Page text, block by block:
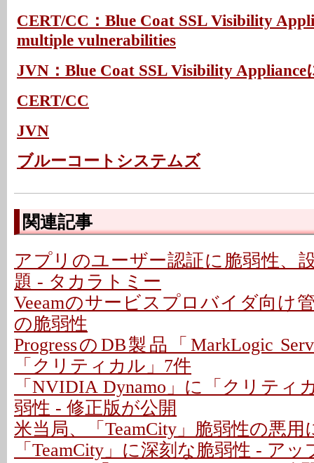
CERT/CC：Blue Coat SSL Visibility
multiple vulnerabilities
JVN：Blue Coat SSL Visibility Appliance
CERT/CC
JVN
ブルーコートシステムズ
関連記事
アプリのユーザー認証に脆弱性、
題 - タカラトミー
Veeamのサービスプロバイダ向け
の脆弱性
ProgressのDB製品「MarkLogic
「クリティカル」7件
「NVIDIA Dynamo」に「クリティ
弱性 - 修正版が公開
米当局、「TeamCity」脆弱性の悪用
「TeamCity」に深刻な脆弱性 - ア